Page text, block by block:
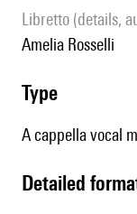
Libretto (details,
Amelia Rosselli
type
A cappella vocal
detailed